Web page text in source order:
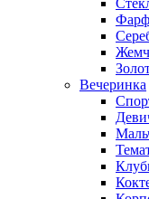
Вечеринка